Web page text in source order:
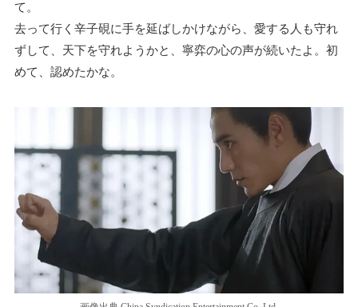
て。
去って行く辛子硯に手を延ばしかけながら、愛する人も守れ
ずして、天下を守れようかと、寧弈の心の声が続いたよ。初
めて、認めたかな。